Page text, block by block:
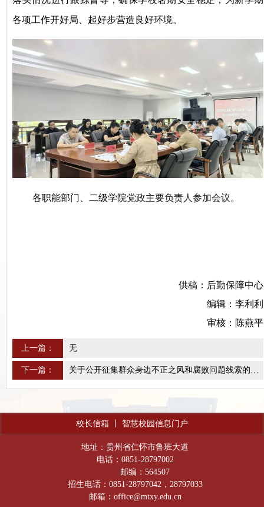
各项工作开好局、起好步营造良好环境。
各职能部门、二级学院党政主要负责人 参加会议。
供稿：后勤保障中心
编辑：李利利
审核：陈燕平
上一篇： 无
下一篇： 关于公开征集群众身边不正之风和腐败问题线索的公告
校长信箱 智慧校园信息门户
地址：贵州省仁怀市鲁班大道
电话：0851-28797002
邮编：564507
招生电话：0851-28797042，28797033
邮箱：office@mtxy.edu.cn